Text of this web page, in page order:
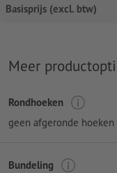
Basisprijs (excl. btw)
Meer
Rondhoeken
geen afgeronde hoeken
Bundeling